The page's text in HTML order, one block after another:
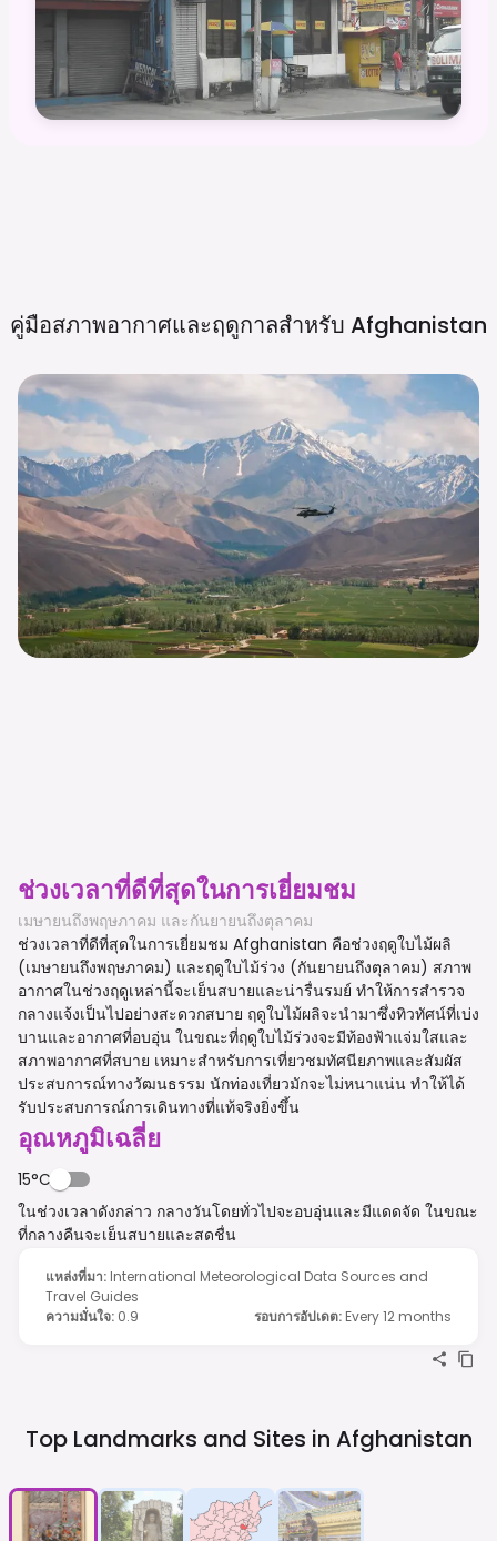
คู่มือสภาพอากาศและฤดูกาลสำหรับ Afghanistan
ช่วงเวลาที่ดีที่สุดในการเยี่ยมชม
เมษายนถึงพฤษภาคม และกันยายนถึงตุลาคม
ช่วงเวลาที่ดีที่สุดในการเยี่ยมชม Afghanistan คือช่วงฤดูใบไม้ผลิ
(เมษายนถึงพฤษภาคม) และฤดูใบไม้ร่วง (กันยายนถึงตุลาคม) สภาพ
อากาศในช่วงฤดูเหล่านี้จะเย็นสบายและน่ารื่นรมย์ ทำให้การสำรวจ
กลางแจ้งเป็นไปอย่างสะดวกสบาย ฤดูใบไม้ผลิจะนำมาซึ่งทิวทัศน์ที่เบ่ง
บานและอากาศที่อบอุ่น ในขณะที่ฤดูใบไม้ร่วงจะมีท้องฟ้าแจ่มใสและ
สภาพอากาศที่สบาย เหมาะสำหรับการเที่ยวชมทัศนียภาพและสัมผัส
ประสบการณ์ทางวัฒนธรรม นักท่องเที่ยวมักจะไม่หนาแน่น ทำให้ได้
รับประสบการณ์การเดินทางที่แท้จริงยิ่งขึ้น
อุณหภูมิเฉลี่ย
15°C
ในช่วงเวลาดังกล่าว กลางวันโดยทั่วไปจะอบอุ่นและมีแดดจัด ในขณะ
ที่กลางคืนจะเย็นสบายและสดชื่น
แหล่งที่มา: International Meteorological Data Sources and
Travel Guides
ความมั่นใจ: 0.9 รอบการอัปเดต: Every 12 months
Top Landmarks and Sites in Afghanistan